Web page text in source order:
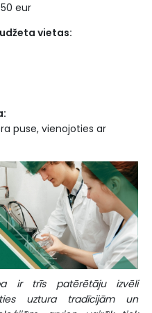
eur
vietas:
puse, vienojoties ar
ir trīs patērētāju izvēli
uztura tradīcijām un